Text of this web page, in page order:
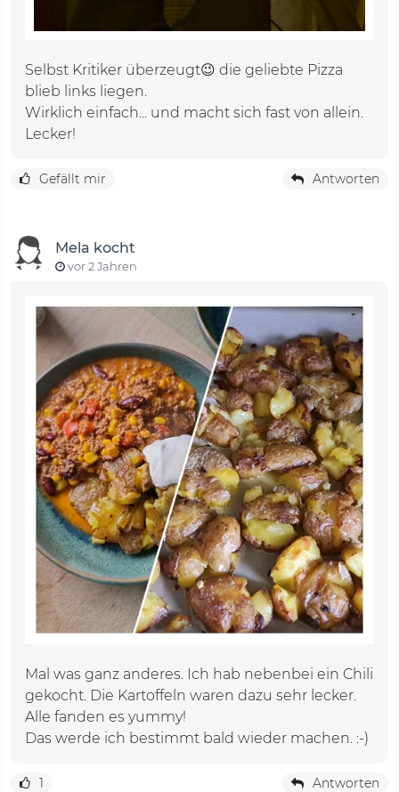
Selbst Kritiker überzeugt😉 die geliebte Pizza
blieb links liegen.
Wirklich einfach... und macht sich fast von allein.
Lecker!
Gefällt mir Antworten
Mela kocht
vor 2 Jahren
Mal was ganz anderes. Ich hab nebenbei ein Chili
gekocht. Die Kartoffeln waren dazu sehr lecker.
Alle fanden es yummy!
Das werde ich bestimmt bald wieder machen. :-)
1 Antworten